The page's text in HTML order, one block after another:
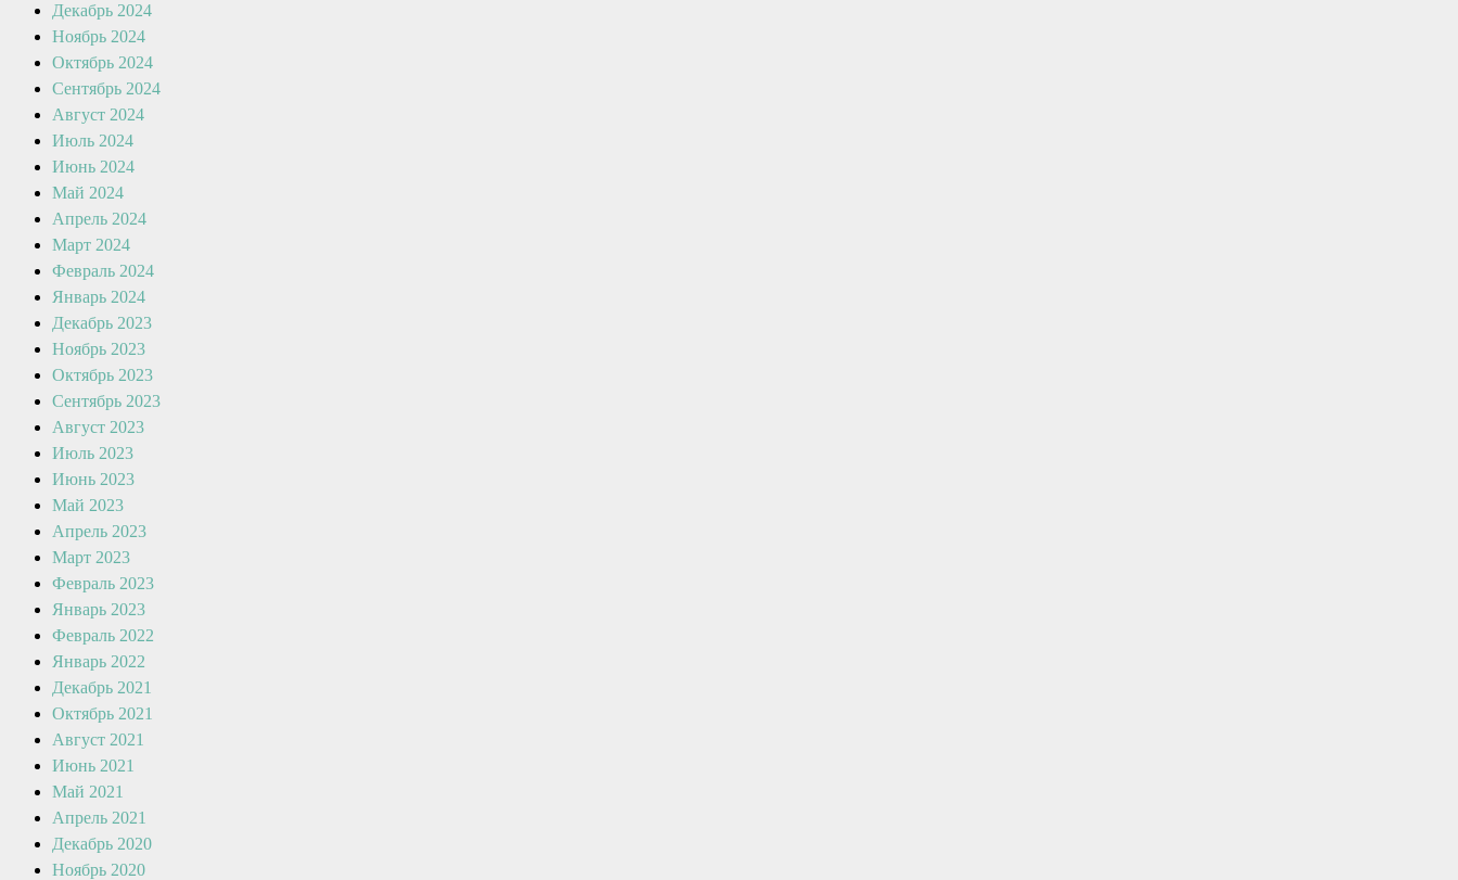
Декабрь 2024
Ноябрь 2024
Октябрь 2024
Сентябрь 2024
Август 2024
Июль 2024
Июнь 2024
Май 2024
Апрель 2024
Март 2024
Февраль 2024
Январь 2024
Декабрь 2023
Ноябрь 2023
Октябрь 2023
Сентябрь 2023
Август 2023
Июль 2023
Июнь 2023
Май 2023
Апрель 2023
Март 2023
Февраль 2023
Январь 2023
Февраль 2022
Январь 2022
Декабрь 2021
Октябрь 2021
Август 2021
Июнь 2021
Май 2021
Апрель 2021
Декабрь 2020
Ноябрь 2020